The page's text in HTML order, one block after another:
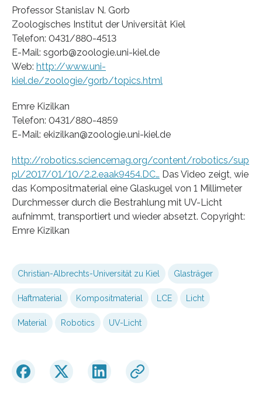
Professor Stanislav N. Gorb
Zoologisches Institut der Universität Kiel
Telefon: 0431/880-4513
E-Mail: sgorb@zoologie.uni-kiel.de
Web: http://www.uni-
kiel.de/zoologie/gorb/topics.html
Emre Kizilkan
Telefon: 0431/880-4859
E-Mail: ekizilkan@zoologie.uni-kiel.de
http://robotics.sciencemag.org/content/robotics/sup
pl/2017/01/10/2.2.eaak9454.DC… Das Video zeigt, wie
das Kompositmaterial eine Glaskugel von 1 Millimeter
Durchmesser durch die Bestrahlung mit UV-Licht
aufnimmt, transportiert und wieder absetzt. Copyright:
Emre Kizilkan
Christian-Albrechts-Universität zu Kiel Glasträger
Haftmaterial Kompositmaterial LCE Licht
Material Robotics UV-Licht